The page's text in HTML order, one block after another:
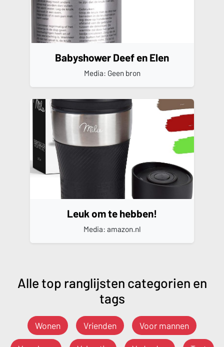
Babyshower Deef en Elen
Media: Geen bron
Leuk om te hebben!
Media: amazon.nl
Alle top ranglijsten categorien en
tags
Wonen Vrienden Voor mannen